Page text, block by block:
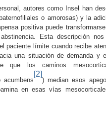
autores como Insel han
o amorosas) y la
positiva puede
Esta descripción
paciente límite cuando recibe
una situación de demanda y
que los caminos
acumbens
[2]
) median esos
en esas vías